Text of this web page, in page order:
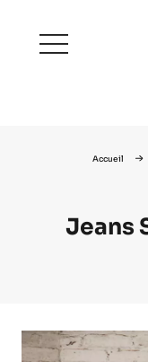
menu
Accueil
Jeans